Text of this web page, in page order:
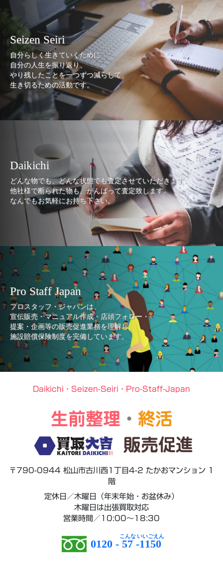
Seizen Seiri
自分らしく生きていくために
自分の人生を振り返り、
やり残したことを一つずつ減らして、
生き切るための活動です。
Daikichi
どんな物でも、どんな状態でも査定させていただきます。
他社様で断られた物も、がんばって査定致します。
なんでもお気軽にお持ち下さい。
Pro Staff Japan
プロスタッフ・ジャパンは、
宣伝販売・マニュアル作成・店頭フォロー・
提案・企画等の販売促進業務を理解し、
施設賠償保険制度を完備しています。
Daikichi・Seizen-Seiri・Pro-Staff-Japan
生前整理 ・ 終活
販売促進
〒790-0944 松山市古川西1丁目4-2 たかおマンション 1
階
定休日／木曜日（年末年始・お盆休み）
木曜日は出張買取対応
営業時間／10:00～18:30
0120 - 57 -1150